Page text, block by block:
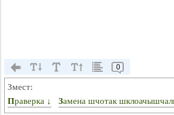
0
Змест:
Праверка ↓
Замена шчотак